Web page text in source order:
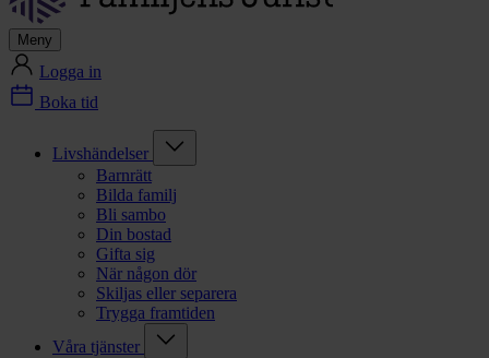
Meny
Logga in
Boka tid
Livshändelser
Barnrätt
Bilda familj
Bli sambo
Din bostad
Gifta sig
När någon dör
Skiljas eller separera
Trygga framtiden
Våra tjänster